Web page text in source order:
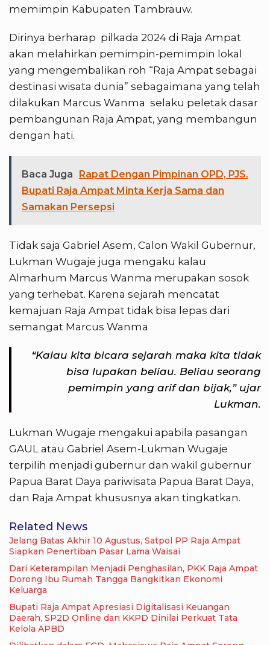
memimpin Kabupaten Tambrauw.
Dirinya berharap pilkada 2024 di Raja Ampat
akan melahirkan pemimpin-pemimpin lokal
yang mengembalikan roh “Raja Ampat sebagai
destinasi wisata dunia” sebagaimana yang telah
dilakukan Marcus Wanma selaku peletak dasar
pembangunan Raja Ampat, yang membangun
dengan hati.
Baca Juga
Rapat Dengan Pimpinan OPD, PJS.
Bupati Raja Ampat Minta Kerja Sama dan
Samakan Persepsi
Tidak saja Gabriel Asem, Calon Wakil Gubernur,
Lukman Wugaje juga mengaku kalau
Almarhum Marcus Wanma merupakan sosok
yang terhebat. Karena sejarah mencatat
kemajuan Raja Ampat tidak bisa lepas dari
semangat Marcus Wanma
“Kalau kita bicara sejarah maka kita tidak
bisa lupakan beliau. Beliau seorang
pemimpin yang arif dan bijak,” ujar
Lukman.
Lukman Wugaje mengakui apabila pasangan
GAUL atau Gabriel Asem-Lukman Wugaje
terpilih menjadi gubernur dan wakil gubernur
Papua Barat Daya pariwisata Papua Barat Daya,
dan Raja Ampat khususnya akan tingkatkan.
Related News
Jelang Batas Akhir 10 Agustus, Satpol PP Raja Ampat
Siapkan Penertiban Pasar Lama Waisai
Dari Keterampilan Menjadi Penghasilan, PKK Raja Ampat
Dorong Ibu Rumah Tangga Bangkitkan Ekonomi
Keluarga
Bupati Raja Ampat Apresiasi Digitalisasi Keuangan
Daerah, SP2D Online dan KKPD Dinilai Perkuat Tata
Kelola APBD